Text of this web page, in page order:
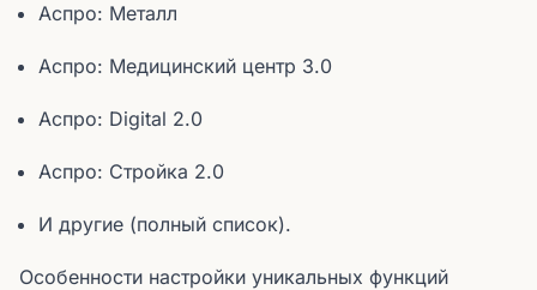
Аспро: Металл
Аспро: Медицинский центр 3.0
Аспро: Digital 2.0
Аспро: Стройка 2.0
И другие (полный список).
Особенности настройки уникальных функций